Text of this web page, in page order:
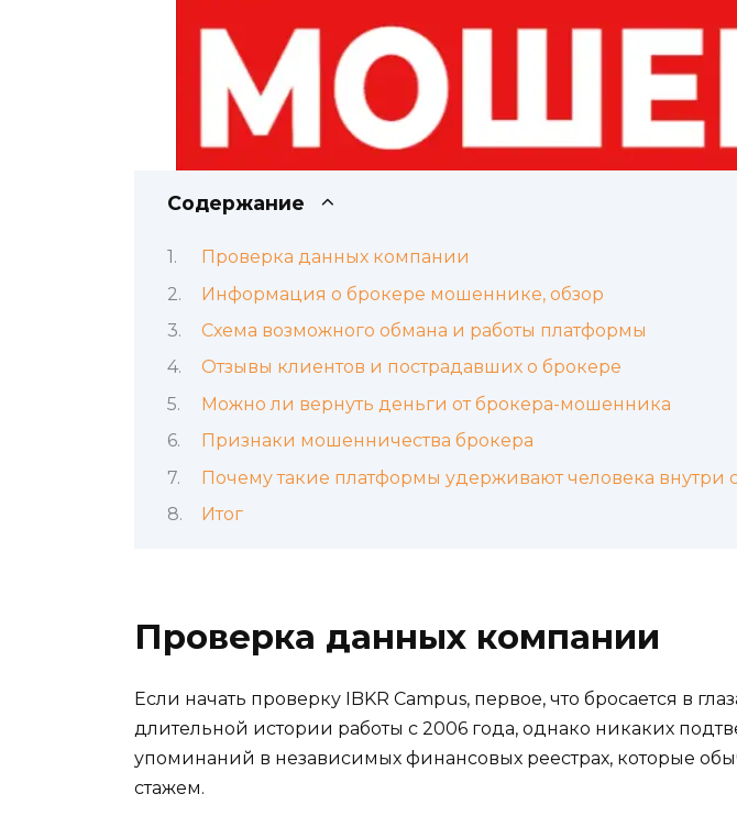
Содержание
Проверка данных компании
Информация о брокере мошеннике, обзор
Схема возможного обмана и работы платформы
Отзывы клиентов и пострадавших о брокере
Можно ли вернуть деньги от брокера-мошенника
Признаки мошенничества брокера
Почему такие платформы удерживают человека внутри
Итог
Проверка данных компании
Если начать проверку IBKR Campus, первое, что бросается в
длительной истории работы с 2006 года, однако никаких
упоминаний в независимых финансовых реестрах, которые
стажем.